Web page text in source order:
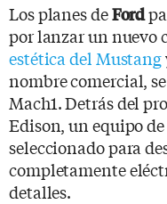
Los planes deFord
por lanzar un nuevo
estética del Mustang
nombre comercial,
Mach1. Detrás del
Edison, un equipo
seleccionado para
completamente
detalles.